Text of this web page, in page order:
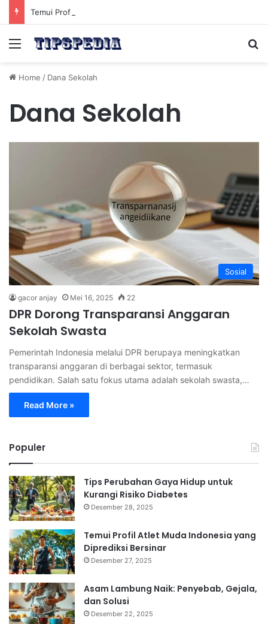
Menu
Home / Dana Sekolah
Dana Sekolah
Sosial
gacor anjay Mei 16, 2025 22
DPR Dorong Transparansi Anggaran
Sekolah Swasta
Pemerintah Indonesia melalui DPR berupaya meningkatkan
transparansi anggaran di berbagai sektor, termasuk
pendidikan. Salah satu fokus utama adalah sekolah swasta,…
Read More »
Populer
Tips Perubahan Gaya Hidup untuk
Kurangi Risiko Diabetes
Desember 28, 2025
Temui Profil Atlet Muda Indonesia yang
Diprediksi Bersinar
Desember 27, 2025
Asam Lambung Naik: Penyebab, Gejala,
dan Solusi
Desember 22, 2025